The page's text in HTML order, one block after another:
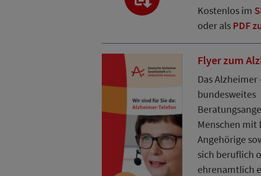
Kostenlos im
oder als PDF
Flyer zum
Das
bundesweites
Menschen mit
Angehörige
sich beruflich
ehrenamtlich